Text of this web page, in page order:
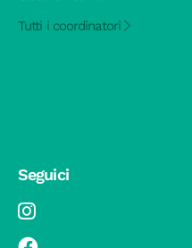
Tutti i coordinatori
Seguici